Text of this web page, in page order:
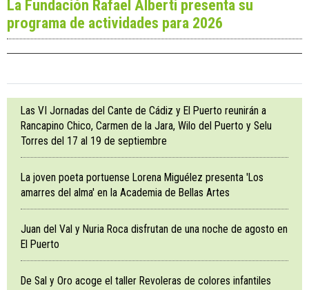
La Fundación Rafael Alberti presenta su
programa de actividades para 2026
Las VI Jornadas del Cante de Cádiz y El Puerto reunirán a
Rancapino Chico, Carmen de la Jara, Wilo del Puerto y Selu
Torres del 17 al 19 de septiembre
La joven poeta portuense Lorena Miguélez presenta 'Los
amarres del alma' en la Academia de Bellas Artes
Juan del Val y Nuria Roca disfrutan de una noche de agosto en
El Puerto
De Sal y Oro acoge el taller Revoleras de colores infantiles